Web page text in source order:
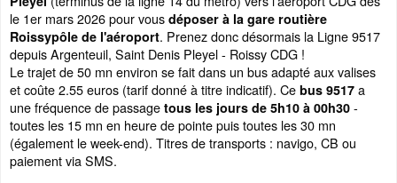
le 1er mars 2026 pour vous déposer à la gare routière
Roissypôle de l'aéroport. Prenez donc désormais la Ligne 9517
depuis Argenteuil, Saint Denis Pleyel - Roissy CDG !
Le trajet de 50 mn environ se fait dans un bus adapté aux valises
et coûte 2.55 euros (tarif donné à titre indicatif). Ce bus 9517 a
une fréquence de passage tous les jours de 5h10 à 00h30 -
toutes les 15 mn en heure de pointe puis toutes les 30 mn
(également le week-end). Titres de transports : navigo, CB ou
paiement via SMS.